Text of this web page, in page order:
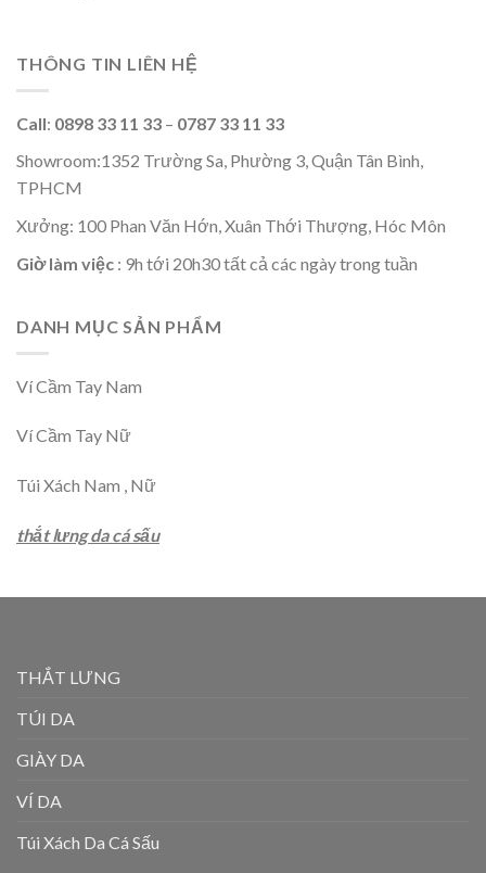
THÔNG TIN LIÊN HỆ
Call: 0898 33 11 33 – 0787 33 11 33
Showroom:1352 Trường Sa, Phường 3, Quận Tân Bình,
TPHCM
Xưởng: 100 Phan Văn Hớn, Xuân Thới Thượng, Hóc Môn
Giờ làm việc : 9h tới 20h30 tất cả các ngày trong tuần
DANH MỤC SẢN PHẨM
Ví Cầm Tay Nam
Ví Cầm Tay Nữ
Túi Xách Nam , Nữ
thắt lưng da cá sấu
THẮT LƯNG
TÚI DA
GIÀY DA
VÍ DA
Túi Xách Da Cá Sấu